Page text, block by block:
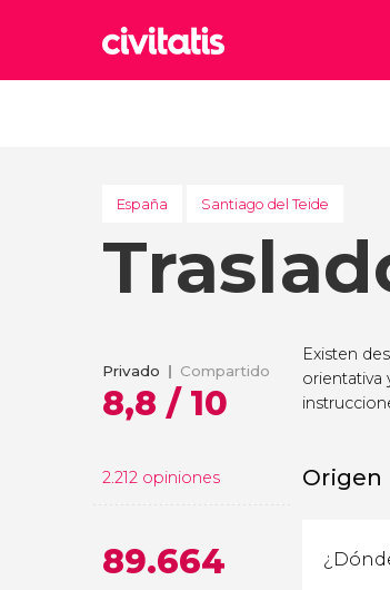
España Santiago del Teide
Privado Compartido
8,8 / 10
2.212 opiniones
89.664
Existen
orientativa
Origen